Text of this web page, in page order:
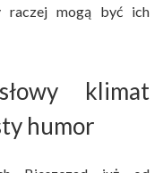
raczej mogą być ich
klimat
humor